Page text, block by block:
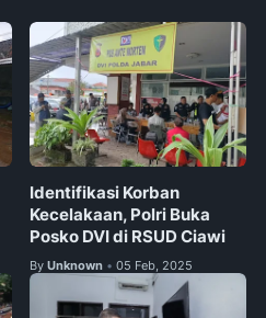
Identifikasi Korban
Kecelakaan, Polri Buka
Posko DVI di RSUD Ciawi
By Unknown • 05 Feb, 2025